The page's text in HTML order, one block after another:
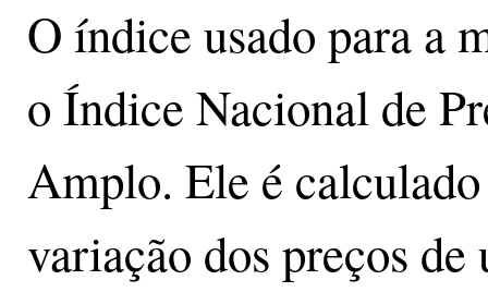
O índice usado para a
o Índice Nacional de
Amplo. Ele é
variação dos preços de